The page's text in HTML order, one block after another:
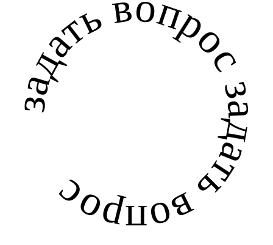
задать вопрос задать вопрос